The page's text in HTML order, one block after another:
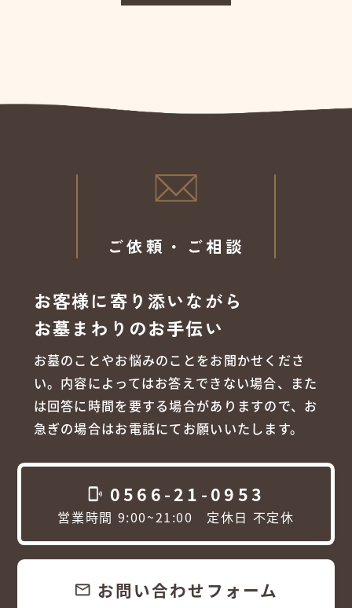
ご依頼・ご相談
お客様に寄り添いながら
お墓まわりのお手伝い
お墓のことやお悩みのことをお聞かせくださ
い。内容によってはお答えできない場合、また
は回答に時間を要する場合がありますので、お
急ぎの場合はお電話にてお願いいたします。
phonelink_ring 0566-21-0953
営業時間 9:00~21:00 定休日 不定休
email お問い合わせフォーム